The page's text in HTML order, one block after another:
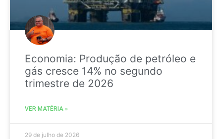
Economia: Produção de petróleo e
gás cresce 14% no segundo
trimestre de 2026
VER MATÉRIA »
29 de julho de 2026